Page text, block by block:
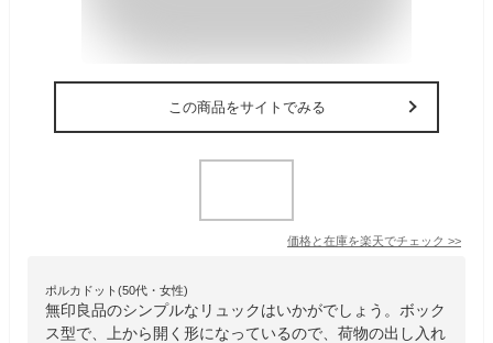
この商品をサイトでみる
価格と在庫を楽天でチェック >>
ポルカドット(50代・女性)
無印良品のシンプルなリュックはいかがでしょう。ボック
ス型で、上から開く形になっているので、荷物の出し入れ